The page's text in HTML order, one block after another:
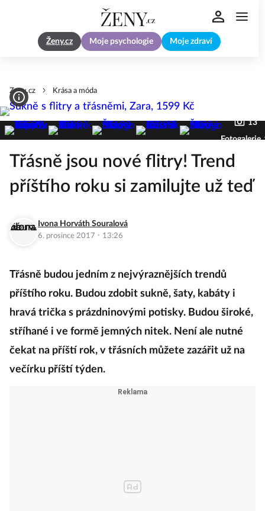
Ženy.cz Moje psychologie Moje zdraví
Zeny.cz Krása a móda
13
Fotogalerie
Třásně jsou nové flitry! Trend
příštího roku si zamilujte už teď
Ivona Horváth Souralová
6. prosince 2017 · 13:26
Třásně budou jedním z nejvýraznějších trendů
příštího roku. Budou zdobit sukně, šaty, kabáty i
hravá trička s prázdninovými potisky. Budou široké,
stříhané i ve formě jemných nitek. Není ale nutné
čekat na příští rok, v třásních můžete zazářit už na
večírku příští týden.